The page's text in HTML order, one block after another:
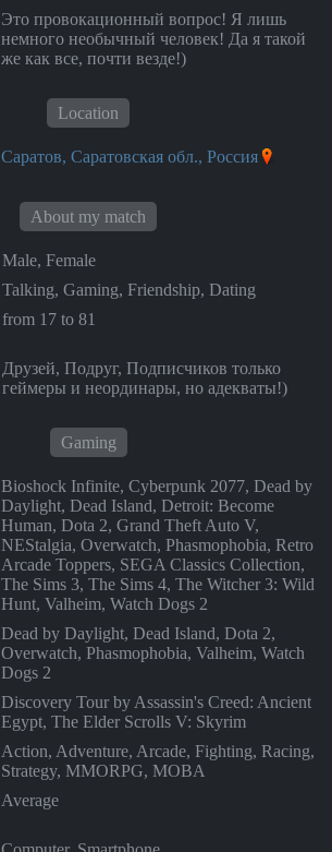
Это провокационный вопрос! Я лишь
немного необычный человек! Да я такой
же как все, почти везде!)
Location
Саратов, Саратовская обл., Россия
About my match
Male, Female
Talking, Gaming, Friendship, Dating
from 17 to 81
Друзей, Подруг, Подписчиков только
геймеры и неординары, но адекваты!)
Gaming
Bioshock Infinite, Cyberpunk 2077, Dead by
Daylight, Dead Island, Detroit: Become
Human, Dota 2, Grand Theft Auto V,
NEStalgia, Overwatch, Phasmophobia, Retro
Arcade Toppers, SEGA Classics Collection,
The Sims 3, The Sims 4, The Witcher 3: Wild
Hunt, Valheim, Watch Dogs 2
Dead by Daylight, Dead Island, Dota 2,
Overwatch, Phasmophobia, Valheim, Watch
Dogs 2
Discovery Tour by Assassin's Creed: Ancient
Egypt, The Elder Scrolls V: Skyrim
Action, Adventure, Arcade, Fighting, Racing,
Strategy, MMORPG, MOBA
Average